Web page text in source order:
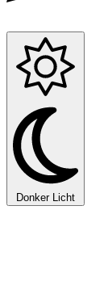
Donker Licht